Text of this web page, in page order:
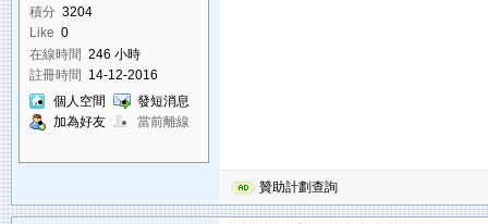
積分 3204
Like 0
在線時間 246 小時
註冊時間 14-12-2016
個人空間
發短消息
加為好友
當前離線
贊助計劃查詢